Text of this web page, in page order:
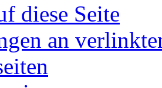
diese Seite
an